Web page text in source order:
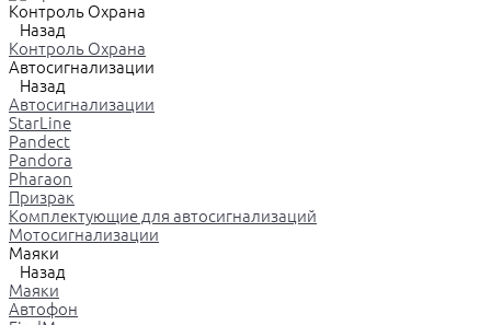
Контроль Охрана
Назад
Контроль Охрана
Автосигнализации
Назад
Автосигнализации
StarLine
Pandect
Pandora
Pharaon
Призрак
Комплектующие для автосигнализаций
Мотосигнализации
Маяки
Назад
Маяки
Автофон